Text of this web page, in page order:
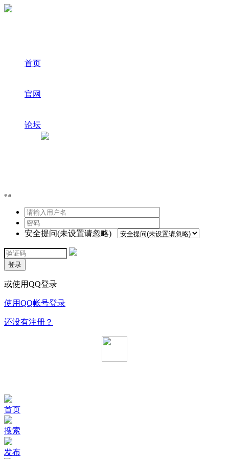
首页
官网
论坛
登录
安全提问(未设置请忽略)
登录
或使用QQ登录
使用QQ帐号登录
还没有注册？
首页
搜索
发布